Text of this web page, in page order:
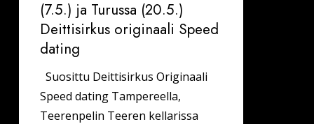
(7.5.) ja Turussa (20.5.)
Deittisirkus originaali Speed
dating
Suosittu Deittisirkus Originaali
Speed dating Tampereella,
Teerenpelin Teeren kellarissa